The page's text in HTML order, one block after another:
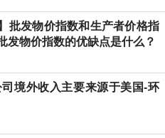
批发物价指数和生产者价格指
发物价指数的优缺点是什么？
境外收入主要来源于美国-环